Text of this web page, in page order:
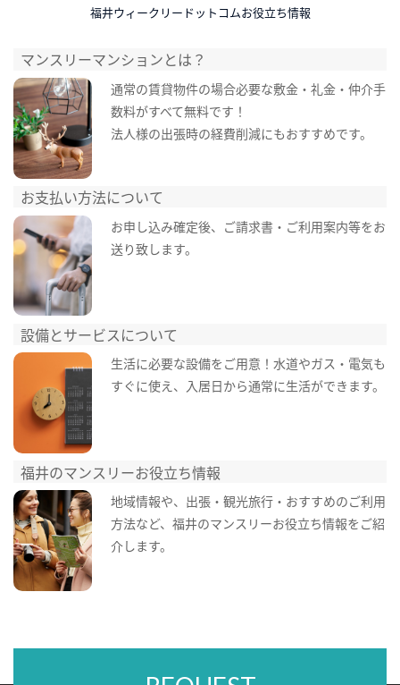
福井ウィークリードットコムお役立ち情報
マンスリーマンションとは？
通常の賃貸物件の場合必要な敷金・礼金・仲介手
数料がすべて無料です！
法人様の出張時の経費削減にもおすすめです。
お支払い方法について
お申し込み確定後、ご請求書・ご利用案内等をお
送り致します。
設備とサービスについて
生活に必要な設備をご用意！水道やガス・電気も
すぐに使え、入居日から通常に生活ができます。
福井のマンスリーお役立ち情報
地域情報や、出張・観光旅行・おすすめのご利用
方法など、福井のマンスリーお役立ち情報をご紹
介します。